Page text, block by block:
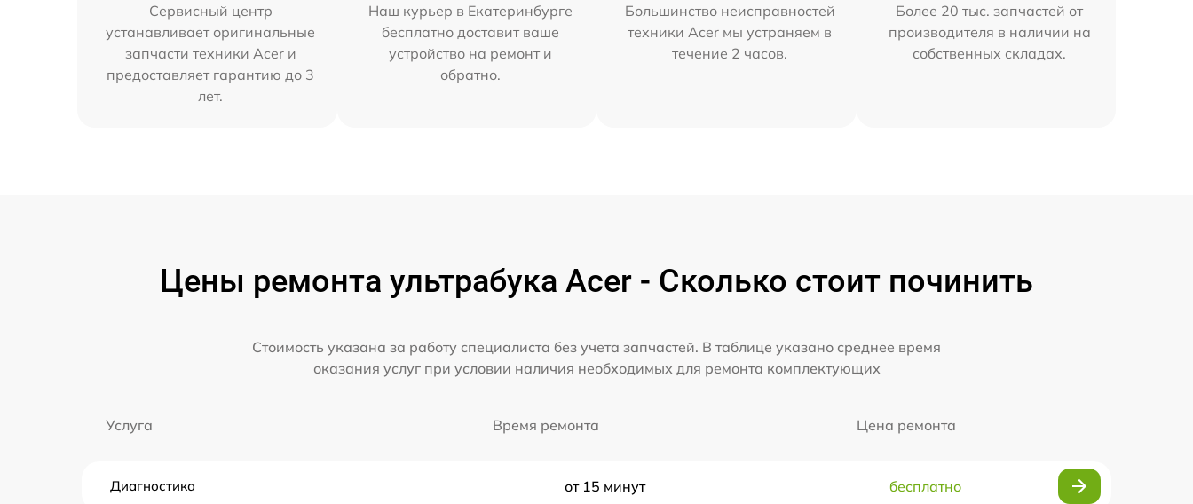
Сервисный центр
устанавливает оригинальные
запчасти техники Acer и
предоставляет гарантию до 3
лет.
Наш курьер в Екатеринбурге
бесплатно доставит ваше
устройство на ремонт и
обратно.
Большинство неисправностей
техники Acer мы устраняем в
течение 2 часов.
Более 20 тыс. запчастей от
производителя в наличии на
собственных складах.
Цены ремонта ультрабука Acer - Сколько стоит починить
Стоимость указана за работу специалиста без учета запчастей. В таблице указано среднее время
оказания услуг при условии наличия необходимых для ремонта комплектующих
Услуга Время ремонта Цена ремонта
Диагностика от 15 минут бесплатно